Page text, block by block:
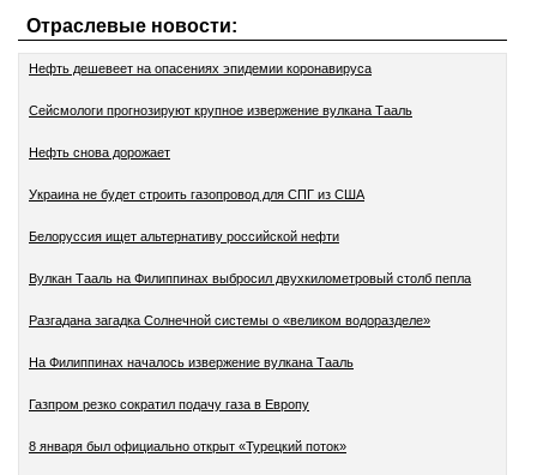
Отраслевые новости:
Нефть дешевеет на опасениях эпидемии коронавируса
Сейсмологи прогнозируют крупное извержение вулкана Тааль
Нефть снова дорожает
Украина не будет строить газопровод для СПГ из США
Белоруссия ищет альтернативу российской нефти
Вулкан Тааль на Филиппинах выбросил двухкилометровый столб пепла
Разгадана загадка Солнечной системы о «великом водоразделе»
На Филиппинах началось извержение вулкана Тааль
Газпром резко сократил подачу газа в Европу
8 января был официально открыт «Турецкий поток»